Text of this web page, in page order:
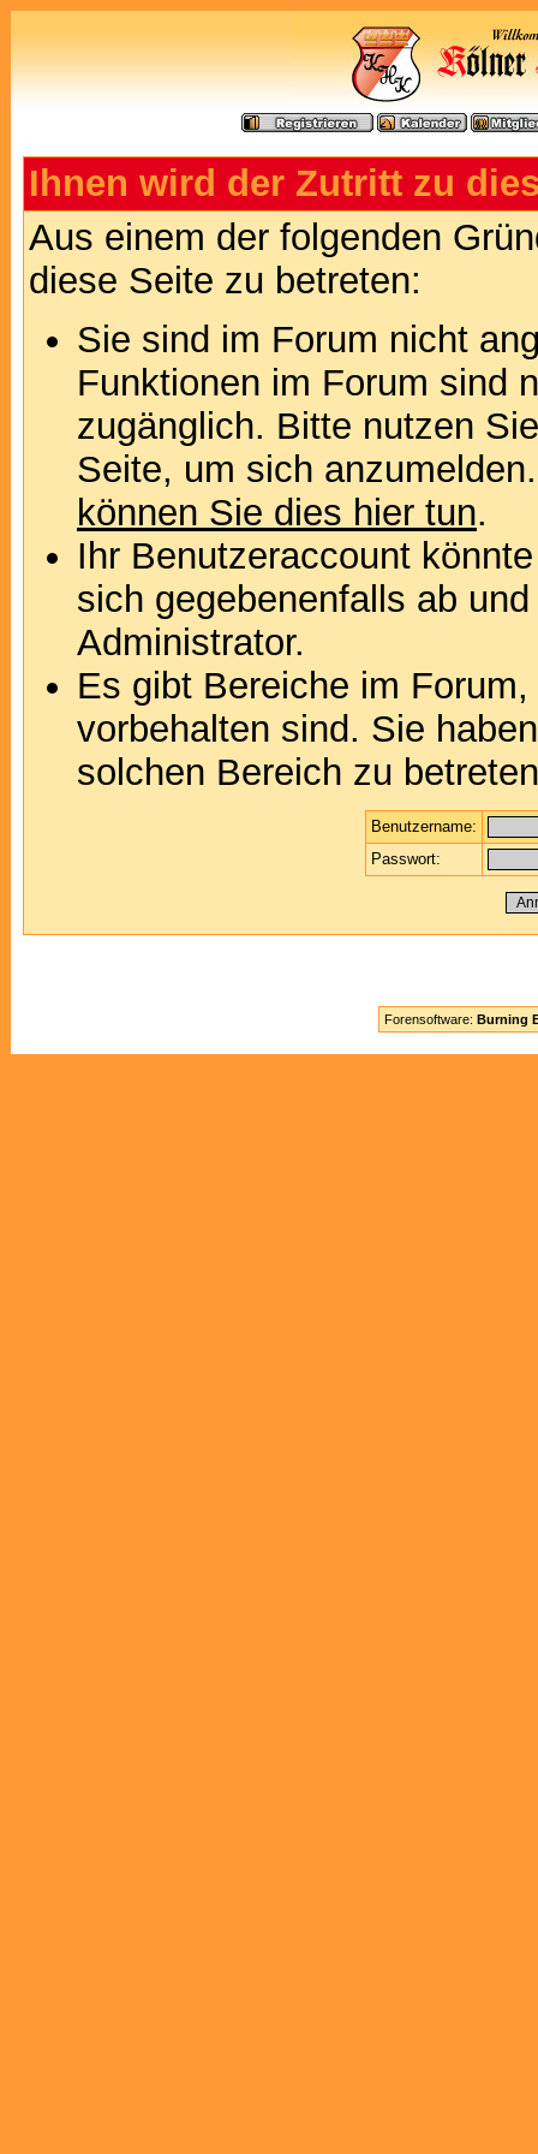
Ihnen wird der Zutritt zu
Aus einem der folgenden
diese Seite zu betreten:
Sie sind im Forum nicht
Funktionen im Forum sind
zugänglich. Bitte nutzen
Seite, um sich
können Sie dies hier tun.
Ihr Benutzeraccount
sich gegebenenfalls ab
Administrator.
Es gibt Bereiche im
vorbehalten sind. Sie
solchen Bereich zu
Benutzername:
Passwort:
Forensoftware: Burning